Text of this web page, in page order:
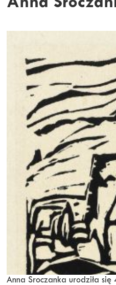
Anna
Anna Sroczanka urodziła